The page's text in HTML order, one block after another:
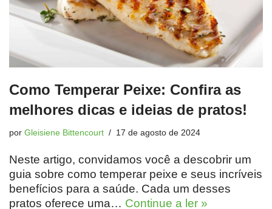
Como Temperar Peixe: Confira as
melhores dicas e ideias de pratos!
por Gleisiene Bittencourt 17 de agosto de 2024
Neste artigo, convidamos você a descobrir um
guia sobre como temperar peixe e seus incríveis
benefícios para a saúde. Cada um desses
pratos oferece uma… Continue a ler »